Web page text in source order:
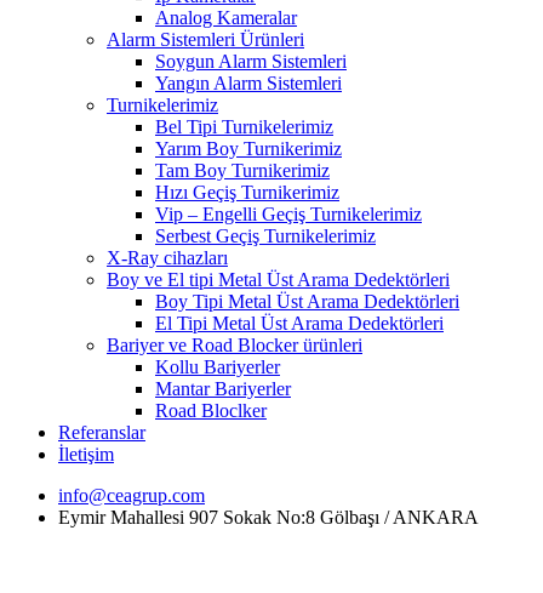
Analog Kameralar
Alarm Sistemleri Ürünleri
Soygun Alarm Sistemleri
Yangın Alarm Sistemleri
Turnikelerimiz
Bel Tipi Turnikelerimiz
Yarım Boy Turnikerimiz
Tam Boy Turnikerimiz
Hızı Geçiş Turnikerimiz
Vip – Engelli Geçiş Turnikelerimiz
Serbest Geçiş Turnikelerimiz
X-Ray cihazları
Boy ve El tipi Metal Üst Arama Dedektörleri
Boy Tipi Metal Üst Arama Dedektörleri
El Tipi Metal Üst Arama Dedektörleri
Bariyer ve Road Blocker ürünleri
Kollu Bariyerler
Mantar Bariyerler
Road Bloclker
Referanslar
İletişim
info@ceagrup.com
Eymir Mahallesi 907 Sokak No:8 Gölbaşı / ANKARA